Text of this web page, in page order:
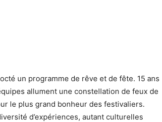
un programme de rêve et de fête. 15 ans
allument une constellation de feux de
le plus grand bonheur des festivaliers.
d’expériences, autant culturelles